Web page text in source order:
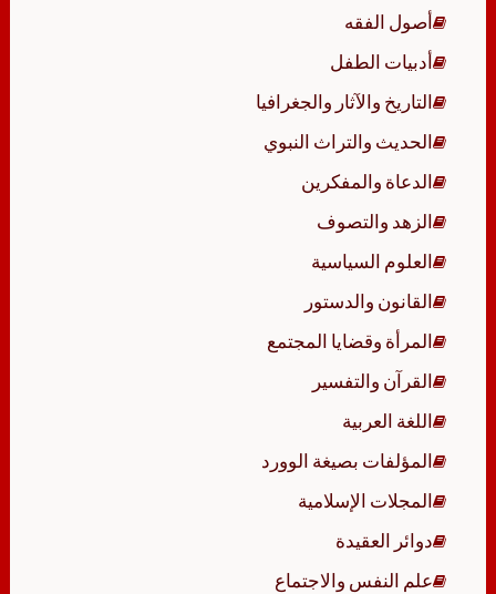
أصول الفقه
أدبيات الطفل
التاريخ والآثار والجغرافيا
الحديث والتراث النبوي
الدعاة والمفكرين
الزهد والتصوف
العلوم السياسية
القانون والدستور
المرأة وقضايا المجتمع
القرآن والتفسير
اللغة العربية
المؤلفات بصيغة الوورد
المجلات الإسلامية
دوائر العقيدة
علم النفس والاجتماع